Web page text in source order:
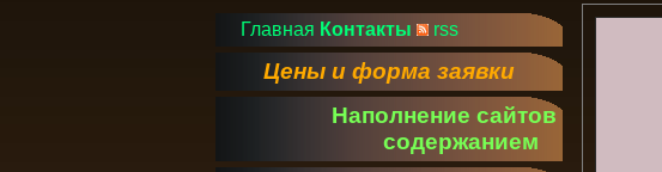
Главная Контакты rss
Цены и форма заявки
Наполнение сайтов
содержанием